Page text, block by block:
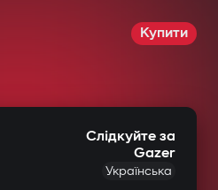
електроніки;
магазинах
Купити
Слідкуйте за
Gazer
Українська